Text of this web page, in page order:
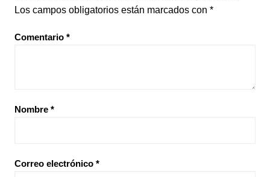
Los campos obligatorios están marcados con *
Comentario *
Nombre *
Correo electrónico *